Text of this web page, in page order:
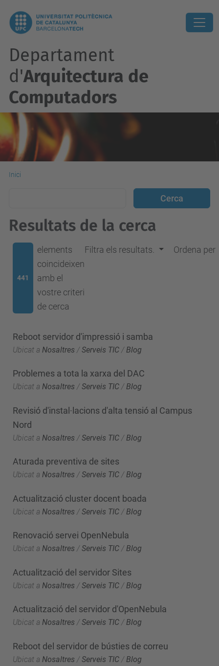
Departament
d'Arquitectura de
Computadors
Inici
Resultats de la cerca
441
elements
coincideixen
amb el
vostre criteri
de cerca
Filtra els resultats. Ordena per
Reboot servidor d'impressió i samba
Ubicat a Nosaltres /Serveis TIC / Blog
Problemes a tota la xarxa del DAC
Ubicat a Nosaltres /Serveis TIC /Blog
Revisió d'instal·lacions d'alta tensió al Campus
Nord
Ubicat a Nosaltres /Serveis TIC / Blog
Aturada preventiva de sites
Ubicat a Nosaltres /Serveis TIC /Blog
Actualització cluster docent boada
Ubicat a Nosaltres /Serveis TIC / Blog
Renovació servei OpenNebula
Ubicat a Nosaltres /Serveis TIC /Blog
Actualització del servidor Sites
Ubicat a Nosaltres /Serveis TIC / Blog
Actualització del servidor d'OpenNebula
Ubicat a Nosaltres /Serveis TIC /Blog
Reboot del servidor de bústies de correu
Ubicat a Nosaltres /Serveis TIC / Blog